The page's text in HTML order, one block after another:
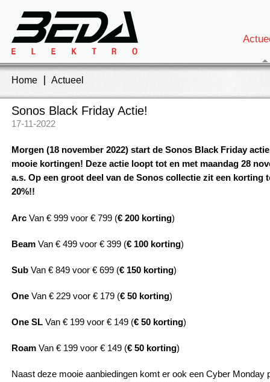
Home Actueel
Sonos Black Friday Actie!
17-11-2022
Morgen (18 november 2022) start de Sonos Black Friday
mooie kortingen! Deze actie loopt tot en met maandag 28
a.s. Op een groot deel van de Sonos collectie zit een korting
20%!!
Arc Van € 999 voor € 799 (€ 200 korting)
Beam Van € 499 voor € 399 (€ 100 korting)
Sub Van € 849 voor € 699 (€ 150 korting)
One Van € 229 voor € 179 (€ 50 korting)
One SL Van € 199 voor € 149 (€ 50 korting)
Roam Van € 199 voor € 149 (€ 50 korting)
Naast deze mooie aanbiedingen komt er ook een Cyber Monday